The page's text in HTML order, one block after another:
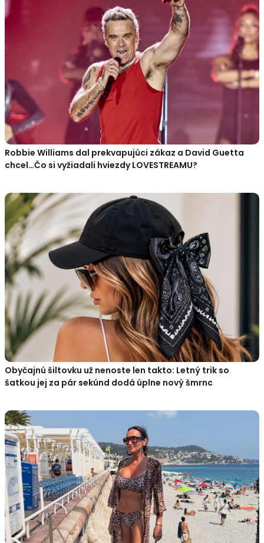
Robbie Williams dal prekvapujúci zákaz a David Guetta
chcel…Čo si vyžiadali hviezdy LOVESTREAMU?
Obyčajnú šiltovku už nenoste len takto: Letný trik so
šatkou jej za pár sekúnd dodá úplne nový šmrnc